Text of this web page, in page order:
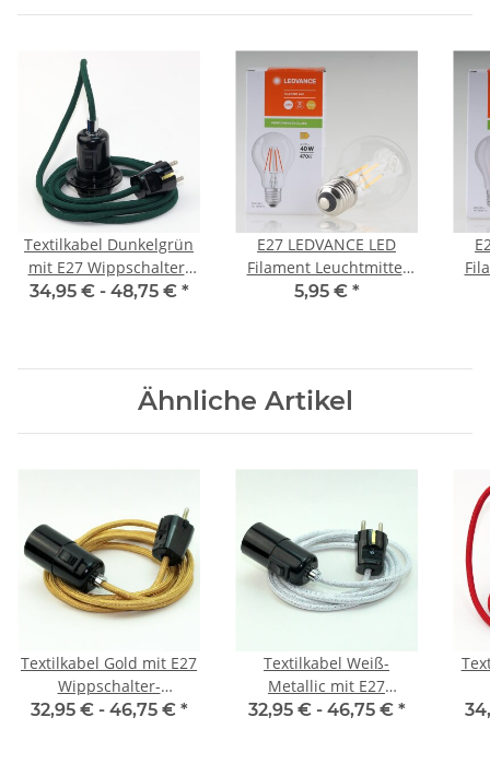
Textilkabel Dunkelgrün
mit E27 Wippschalter-
Lampenfassung
34,95 € - 48,75 € *
E27 LEDVANCE LED
Filament Leuchtmittel
klar 4W=(40W) 240V 470
5,95 € *
Ähnliche Artikel
Textilkabel Gold mit E27
Wippschalter-
Lampenfassung
32,95 € - 46,75 € *
Textilkabel Weiß-
Metallic mit E27
Wippschalter-
32,95 € - 46,75 € *